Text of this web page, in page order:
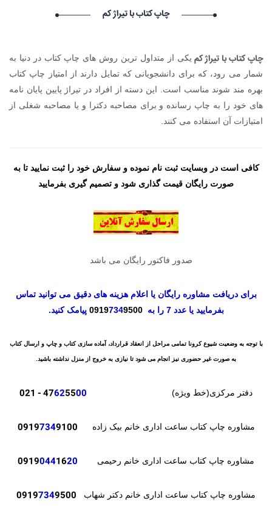
۱۴۰۵/۵/۱۷
Lychshie karnizi_moOl Lychshie karnizi_moOl گرامی :
درخواست استخدام شما با موفقیت انجام شد ساعت ۴:۵:۴۹ تاریخ
۱۴۰۵/۵/۱۷
LarrySkavY LarrySkavY گرامی : درخواست استخدام شما با موفقیت
انجام شد ساعت ۳:۲۳:۲۴ تاریخ ۱۴۰۵/۵/۱۷
چاپ کتاب با تیراژ کم
چاپ کتاب با تیراژ کمیکی از متداول ترین روش های چاپ کتاب در دنیا به
شمار می رود، که برای دانشجویانی که تمایل دارند از امتیاز چاپ کتاب
بهره مند شوند مناسب است. این دسته از افراد در تیراژ پایین پایان نامه
های خود را به چاپ رسانده و برای مصاحبه دکترا و یا مصاحبه شغلی از
امتیازات آن استفاده می کنند.
کافی است در وبسایت ثبت نام نموده و سفارش خود را ثبت نمایید تا به
صورت رایگان قیمت گذاری شود و تصمیم گیری بفرمایید
صدور فاکتور رایگان می باشد
برای دریافت مشاوره رایگان یا اعلام هزینه های دقیق می توانید تماس
بفرمایید یا عدد 7 را به
09197349500 پیامک کنید.
با توجه به وضعیت شیوع کرونا تمامی مراحل از انعقاد قرارداد، آماده سازی کتاب و چاپ و ارسال کتاب
به صورت غیر حضوری نیز انجام می شود تا نیازی به خروج از منزل نداشته باشید.
دفتر مرکزی(خط ویژه) 47625500
- 021
مشاوره چاپ کتاب ساعت اداری خانم بیک زاده 09197349100
مشاوره چاپ کتاب ساعت اداری خانم رحیمی 09190441620
مشاوره چاپ کتاب ساعت اداری خانم دکتر شهاب 09197349500